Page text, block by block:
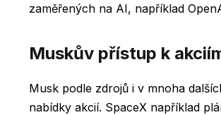
zaměřených na AI, například
Muskův přístup k
Musk podle zdrojů i v mnoha
nabídky akcií. SpaceX například